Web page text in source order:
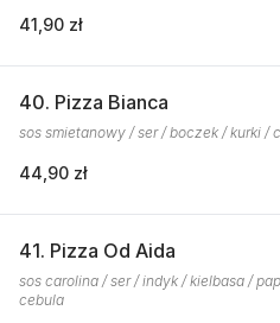
41,90 zł
40. Pizza Bianca
sos smietanowy / ser / boczek / kurki /
44,90 zł
41. Pizza Od Aida
sos carolina / ser / indyk / kielbasa /
cebula